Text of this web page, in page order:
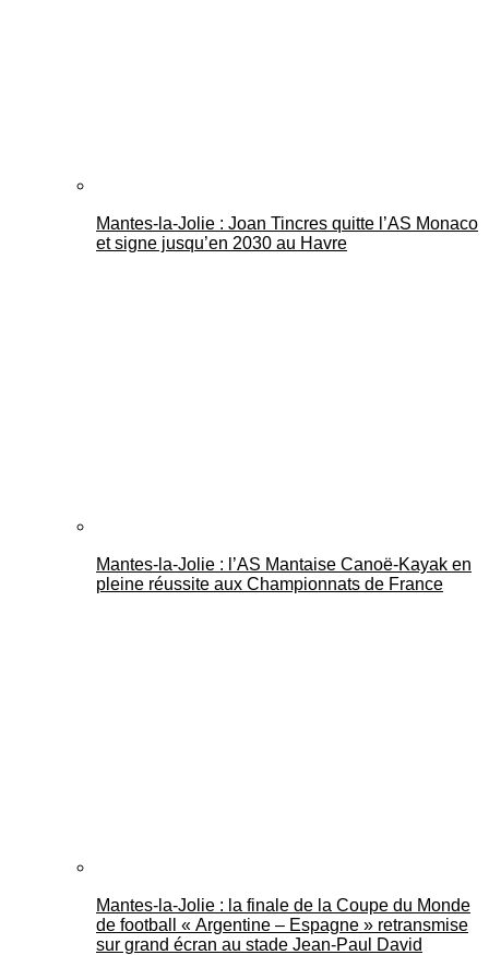
Mantes-la-Jolie : Joan Tincres quitte l’AS Monaco
et signe jusqu’en 2030 au Havre
Mantes-la-Jolie : l’AS Mantaise Canoë‑Kayak en
pleine réussite aux Championnats de France
Mantes-la-Jolie : la finale de la Coupe du Monde
de football « Argentine – Espagne » retransmise
sur grand écran au stade Jean-Paul David